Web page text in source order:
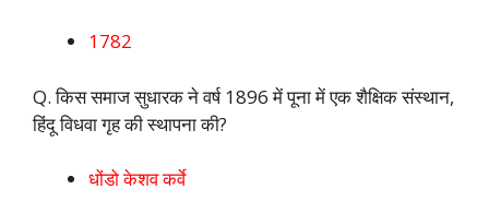
1782
Q. किस समाज सुधारक ने वर्ष 1896 में पूना में एक शैक्षिक संस्थान,
हिंदू विधवा गृह की स्थापना की?
धोंडो केशव कर्वे